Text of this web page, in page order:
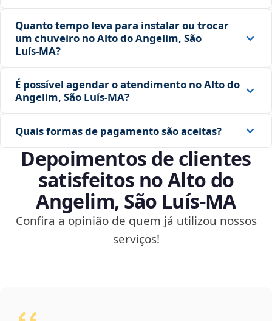
Quanto tempo leva para instalar ou trocar
um chuveiro no Alto do Angelim, São
Luís‑MA?
É possível agendar o atendimento no Alto do
Angelim, São Luís‑MA?
Quais formas de pagamento são aceitas?
Depoimentos de clientes
satisfeitos no Alto do
Angelim, São Luís‑MA
Confira a opinião de quem já utilizou nossos
serviços!